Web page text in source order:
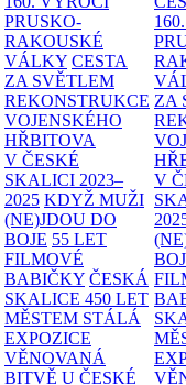
PRUSKO-
RAKOUSKÉ
VÁLKY CESTA
ZA SVĚTLEM
REKONSTRUKCE
VOJENSKÉHO
HŘBITOVA
V ČESKÉ
SKALICI 2023–
2025 KDYŽ MUŽI
(NE)JDOU DO
BOJE 55 LET
FILMOVÉ
BABIČKY ČESKÁ
SKALICE 450 LET
MĚSTEM STÁLÁ
EXPOZICE
VĚNOVANÁ
BITVĚ U ČESKÉ
ZA
V